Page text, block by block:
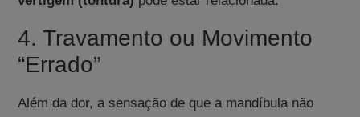
4. Travamento ou Movimento
“Errado”
Além da dor, a sensação de que a mandíbula não